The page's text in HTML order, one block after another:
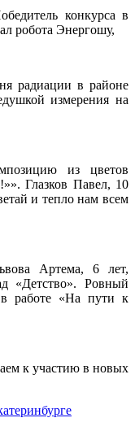
конкурса в
робота Энергошу,
радиации в районе
измерения на
из цветов
Глазков Павел, 10
и тепло нам всем
Артема, 6 лет,
«Детство». Ровный
работе «На пути к
к участию в новых